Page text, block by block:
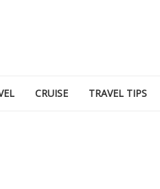
CRUISE TRAVEL TIPS